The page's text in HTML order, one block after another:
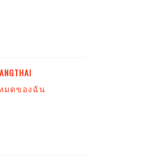
มดของฉัน